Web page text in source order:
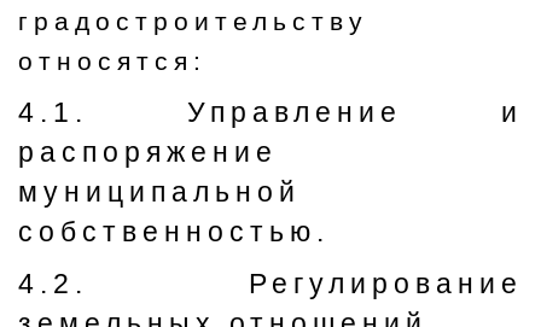
градостроительству
относятся:
4.1. Управление и
распоряжение
муниципальной
собственностью.
4.2. Регулирование